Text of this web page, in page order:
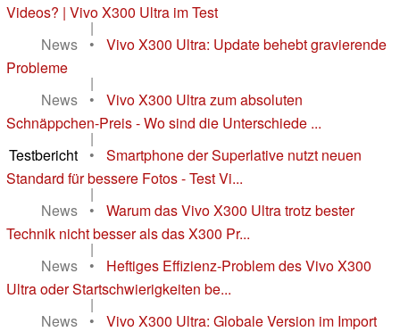
Videos? | Vivo X300 Ultra im Test
|
News
•
Vivo X300 Ultra: Update behebt gravierende
Probleme
|
News
•
Vivo X300 Ultra zum absoluten
Schnäppchen-Preis - Wo sind die Unterschiede ...
|
Testbericht
•
Smartphone der Superlative nutzt neuen
Standard für bessere Fotos - Test Vi...
|
News
•
Warum das Vivo X300 Ultra trotz bester
Technik nicht besser als das X300 Pr...
|
News
•
Heftiges Effizienz-Problem des Vivo X300
Ultra oder Startschwierigkeiten be...
|
News
•
Vivo X300 Ultra: Globale Version im Import